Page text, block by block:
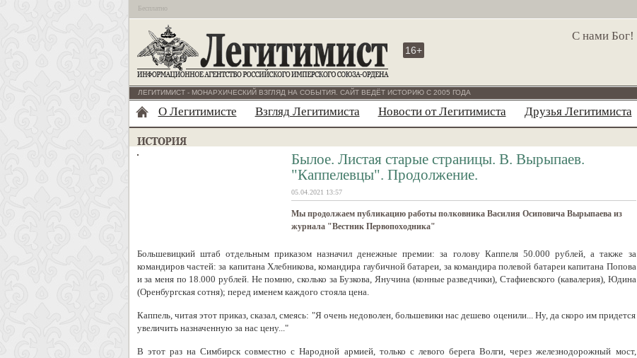
Бесплатно
С нами Бог!
16+
ЛЕГИТИМИСТ - МОНАРХИЧЕСКИЙ ВЗГЛЯД НА СОБЫТИЯ. САЙТ ВЕДЁТ ИСТОРИЮ С 2005 ГОДА
О Легитимисте Взгляд Легитимиста Новости от Легитимиста Друзья Легитимиста
Былое. Листая старые страницы. В. Вырыпаев.
"Каппелевцы". Продолжение.
05.04.2021 13:57
Мы продолжаем публикацию работы полковника Василия Осиповича Вырыпаева из
журнала "Вестник Первопоходника"
Большевицкий штаб отдельным приказом назначил денежные премии: за голову Каппеля 50.000 рублей, а также за
командиров частей: за капитана Хлебникова, командира гаубичной батареи, за командира полевой батареи капитана Попова
и за меня по 18.000 рублей. Не помню, сколько за Бузкова, Янучина (конные разведчики), Стафиевского (кавалерия), Юдина
(Оренбургская сотня); перед именем каждого стояла цена.
Каппель, читая этот приказ, сказал, смеясь: "Я очень недоволен, большевики нас дешево оценили... Ну, да скоро им придется
увеличить назначенную за нас цену..."
В этот раз на Симбирск совместно с Народной армией, только с левого берега Волги, через железнодорожный мост,